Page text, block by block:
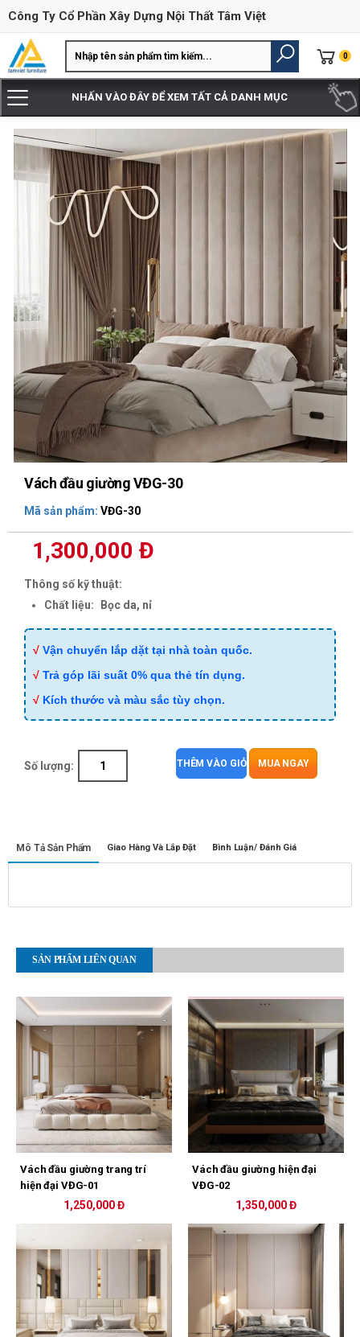
Công Ty Cổ Phần Xây Dựng Nội Thất Tâm Việt
0
NHẤN VÀO ĐÂY ĐỂ XEM TẤT CẢ DANH MỤC
Vách đầu giường VĐG-30
Mã sản phẩm: VĐG-30
1,300,000 Đ
Thông số kỹ thuật:
Chất liệu:
Bọc da, nỉ
√ Vận chuyển lắp dặt tại nhà toàn quốc.
√ Trả góp lãi suất 0% qua thẻ tín dụng.
√ Kích thước và màu sắc tùy chọn.
Số lượng: THÊM VÀO GIỎ MUA NGAY
Mô Tả Sản Phẩm Giao Hàng Và Lắp Đặt Bình Luận/ Đánh Giá
SẢN PHẨM LIÊN QUAN
Vách đầu giường trang trí
hiện đại VĐG-01
1,250,000 Đ
Vách đầu giường hiện đại
VĐG-02
1,350,000 Đ